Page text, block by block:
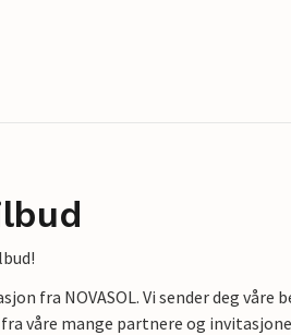
fra NOVASOL. Vi sender deg våre
våre mange partnere og